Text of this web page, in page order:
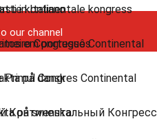
our channel
kontinentale kongress
Congresso Continental
Congres Continental
Конгресс
in Italiano
em português
på dansk
på svenska